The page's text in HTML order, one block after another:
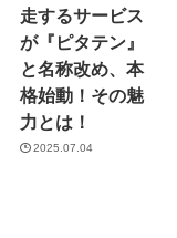
走するサービス
が『ピタテン』
と名称改め、本
格始動！その魅
力とは！
2025.07.04